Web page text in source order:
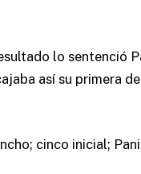
lo sentenció
así su primera
cinco inicial;